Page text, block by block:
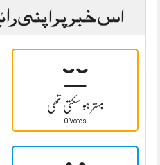
اس خبر پر اپنی
بہتر ہو سکتی تھی
0 Votes